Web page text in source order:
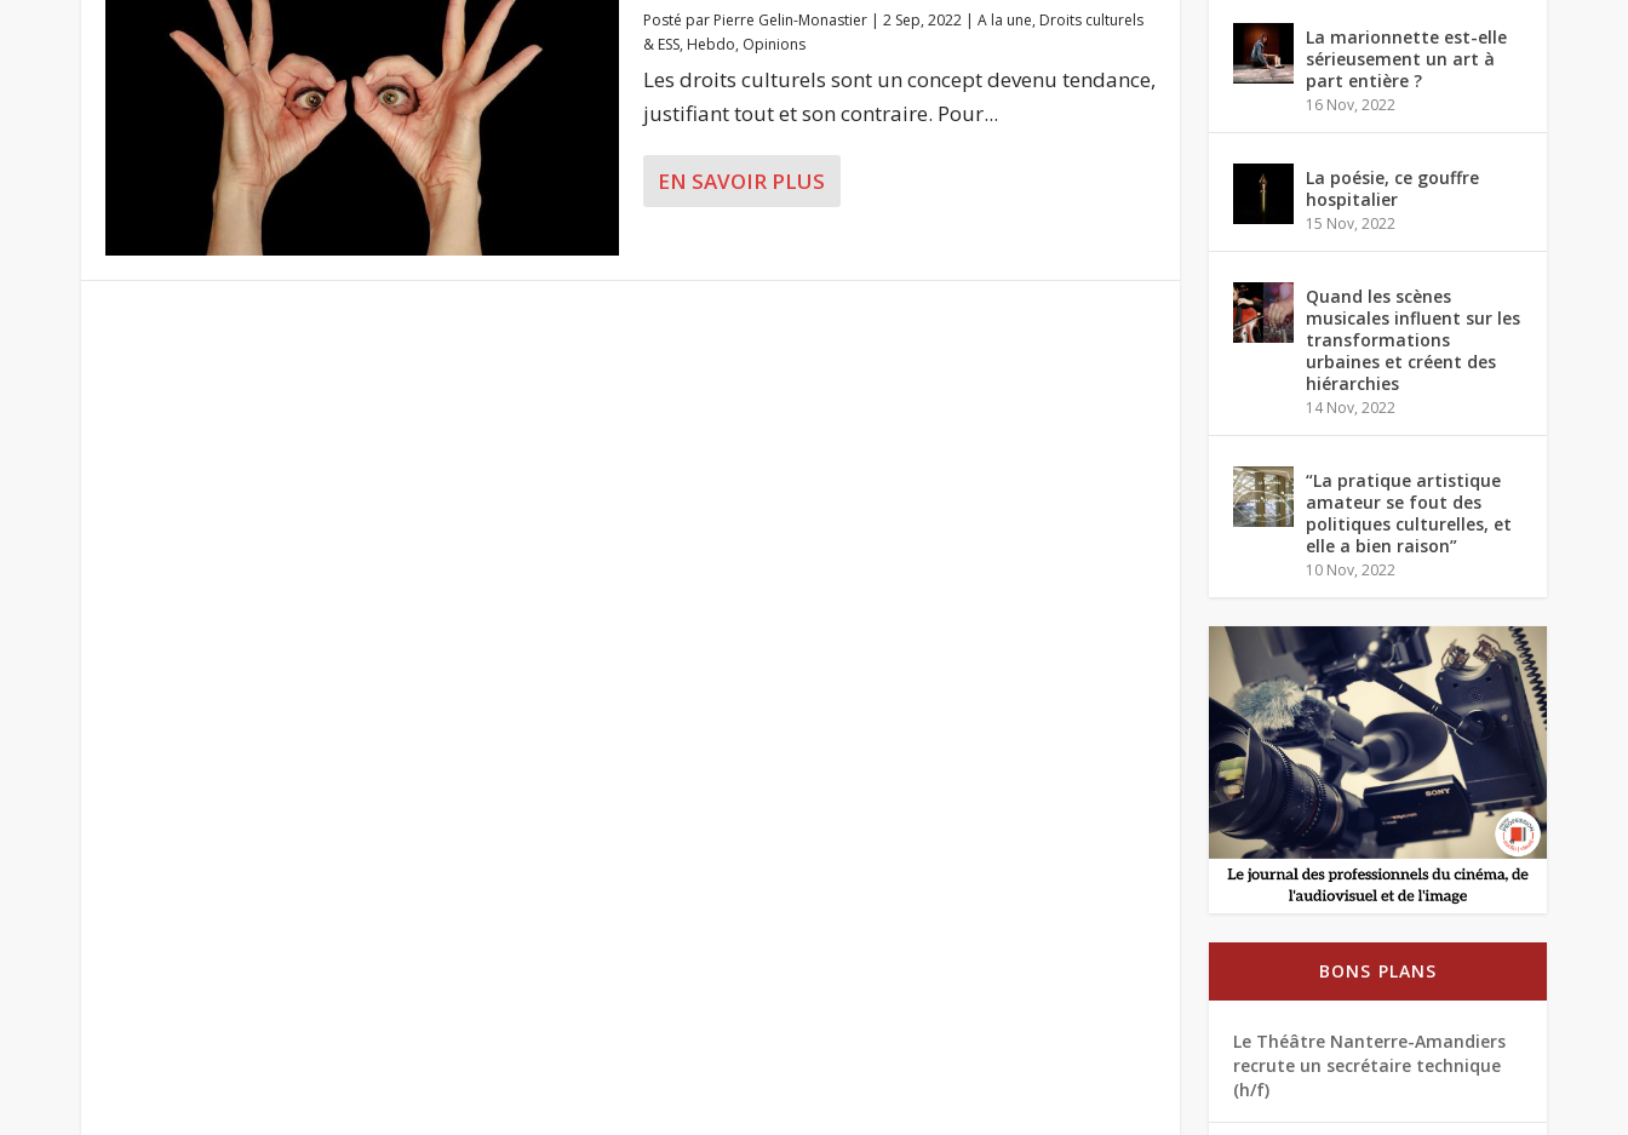
Posté par Pierre Gelin-Monastier| 2 Sep, 2022| A la une, Droits culturels
& ESS, Hebdo, Opinions
Les droits culturels sont un concept devenu tendance,
justifiant tout et son contraire. Pour...
EN SAVOIR PLUS
La marionnette est-elle
sérieusement un art à
part entière ?
16 Nov, 2022
La poésie, ce gouffre
hospitalier
15 Nov, 2022
Quand les scènes
musicales influent sur les
transformations
urbaines et créent des
hiérarchies
14 Nov, 2022
“La pratique artistique
amateur se fout des
politiques culturelles, et
elle a bien raison”
10 Nov, 2022
BONS PLANS
Le Théâtre Nanterre-Amandiers
recrute un secrétaire technique
(h/f)